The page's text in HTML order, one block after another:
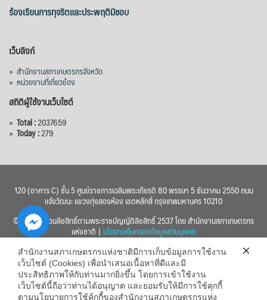
ร้องเรียนการทุจริตและประพฤติมิชอบ
เว็บลิงก์
» สำนักงานสภาเกษตรกรจังหวัด
» หน่วยงานที่เกี่ยวข้อง
สถิติผู้ใช้งานเว็บไซต์
» Total :2037659
» Today :279
120 (อาคาร C) ชั้น 5 ศูนย์ราชการเฉลิมพระเกียรติ 80 พรรษา 5 ธันวาคม 2550 ถนน
แจ้งวัฒนะ แขวงทุ่งสองห้อง เขตหลักสี่ กรุงเทพมหานคร 10210
© 2560 สงวนลิขสิทธิ์ตามพระราชบัญญัติลิขสิทธิ์ 2537 โดย สำนักงานสภาเกษตรกร
แห่งชาติ | นโยบายคุ้มครองข้อมูลส่วนบุคคล
สำนักงานสภาเกษตรกรแห่งชาติมีการเก็บข้อมูลการใช้งาน
เว็บไซต์ (Cookies) เพื่อนำเสนอเนื้อหาที่ดีและมี
ประสิทธิภาพให้กับท่านมากยิ่งขึ้น โดยการเข้าใช้งาน
เว็บไซต์นี้ถือว่าท่านได้อนุญาต และยอมรับให้มีการใช้คุกกี้
ตามนโยบายการใช้คุ้กกี้ของสำนักงานสภาเกษตรกรแห่ง
chaty